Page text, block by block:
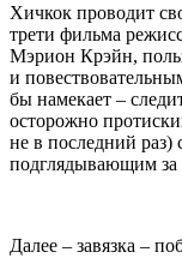
Хичкок проводит
трети фильма
Мэрион Крэйн,
и
бы намекает –
осторожно
не в последний раз)
подглядывающим
Далее – завязка –